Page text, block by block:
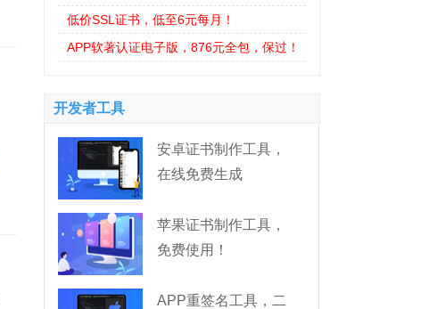
低价SSL证书，低至6元每月！
APP软著认证电子版，876元全包，保过！
开发者工具
安卓证书制作工具，
在线免费生成
苹果证书制作工具，
免费使用！
APP重签名工具，二